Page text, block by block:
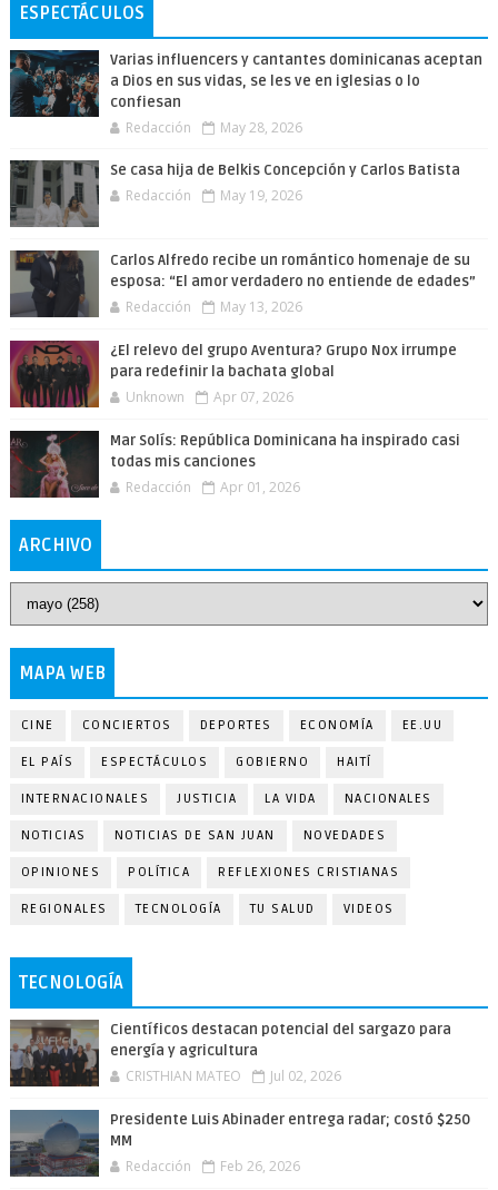
ESPECTÁCULOS
Varias influencers y cantantes dominicanas aceptan
a Dios en sus vidas, se les ve en iglesias o lo
confiesan
Redacción May 28, 2026
Se casa hija de Belkis Concepción y Carlos Batista
Redacción May 19, 2026
Carlos Alfredo recibe un romántico homenaje de su
esposa: “El amor verdadero no entiende de edades”
Redacción May 13, 2026
¿El relevo del grupo Aventura? Grupo Nox irrumpe
para redefinir la bachata global
Unknown Apr 07, 2026
Mar Solís: República Dominicana ha inspirado casi
todas mis canciones
Redacción Apr 01, 2026
ARCHIVO
MAPA WEB
CINE CONCIERTOS DEPORTES ECONOMÍA EE.UU
EL PAÍS ESPECTÁCULOS GOBIERNO HAITÍ
INTERNACIONALES JUSTICIA LA VIDA NACIONALES
NOTICIAS NOTICIAS DE SAN JUAN NOVEDADES
OPINIONES POLÍTICA REFLEXIONES CRISTIANAS
REGIONALES TECNOLOGÍA TU SALUD VIDEOS
TECNOLOGÍA
Científicos destacan potencial del sargazo para
energía y agricultura
CRISTHIAN MATEO Jul 02, 2026
Presidente Luis Abinader entrega radar; costó $250
MM
Redacción Feb 26, 2026